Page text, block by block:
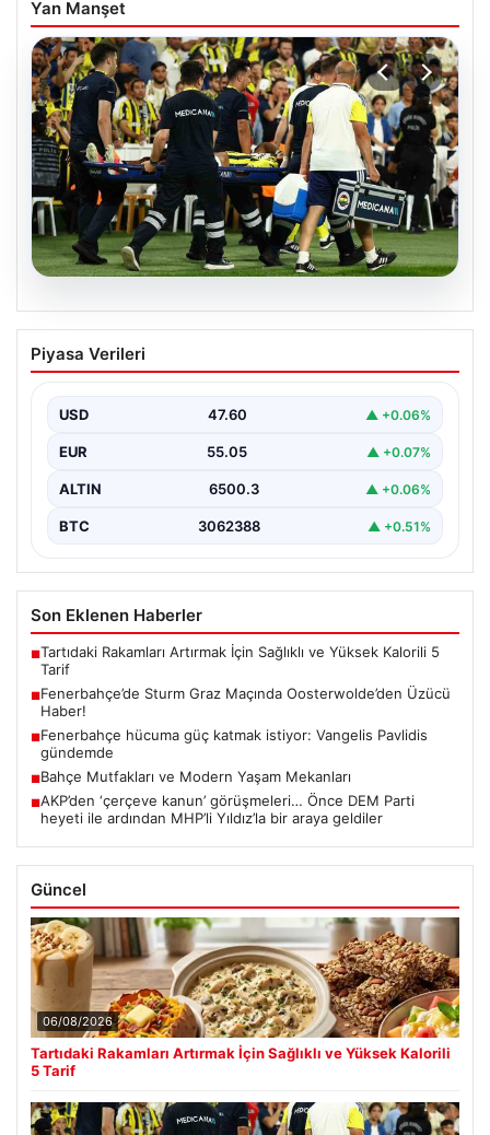
Yan Manşet
05.08.2026
Fenerbahçe’de Sturm Graz Maçında
Oosterwolde’den Üzücü Haber!
Almanya temsilcisi Sturm Graz'ı evinde ağırladı.
Mücadele…
Piyasa Verileri
USD 47.60 ▲ +0.06%
EUR 55.05 ▲ +0.07%
ALTIN 6500.3 ▲ +0.06%
BTC 3062388 ▲ +0.51%
Son Eklenen Haberler
■Tartıdaki Rakamları Artırmak İçin Sağlıklı ve Yüksek Kalorili 5
Tarif
■Fenerbahçe’de Sturm Graz Maçında Oosterwolde’den Üzücü
Haber!
■Fenerbahçe hücuma güç katmak istiyor: Vangelis Pavlidis
gündemde
■Bahçe Mutfakları ve Modern Yaşam Mekanları
■AKP’den ‘çerçeve kanun’ görüşmeleri… Önce DEM Parti
heyeti ile ardından MHP’li Yıldız’la bir araya geldiler
Güncel
06/08/2026
Tartıdaki Rakamları Artırmak İçin Sağlıklı ve Yüksek Kalorili
5 Tarif